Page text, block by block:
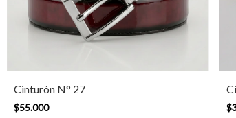
Cinturón N° 27
$55.000